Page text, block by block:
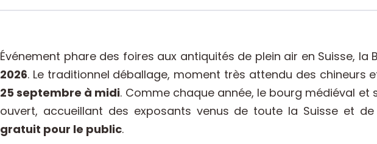
Événement phare des foires aux antiquités de plein air en Suisse, la
2026. Le traditionnel déballage, moment très attendu des
25 septembre à midi. Comme chaque année, le bourg médiéval
ouvert, accueillant des exposants venus de toute la Suisse et
gratuit pour le public.